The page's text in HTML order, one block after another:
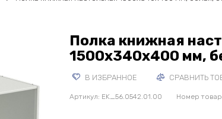
Полка книжная
1500x340x400 мм,
В ИЗБРАННОЕ СРАВНИТЬ
Артикул: EK_56.0542.01.00 Номер